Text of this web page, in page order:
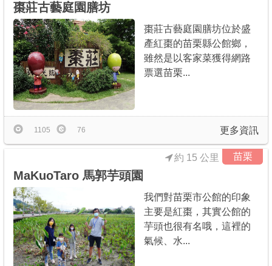
最新消息
最新留言
商家合作
推薦景點
討論區
聯絡我們
APP下載
棗莊古藝庭園膳坊
棗莊古藝庭園膳坊位於盛
產紅棗的苗栗縣公館鄉，
雖然是以客家菜獲得網路
票選苗栗...
更多資訊
1105 76
苗栗
約 15 公里
MaKuoTaro 馬郭芋頭園
我們對苗栗市公館的印象
主要是紅棗，其實公館的
芋頭也很有名哦，這裡的
氣候、水...